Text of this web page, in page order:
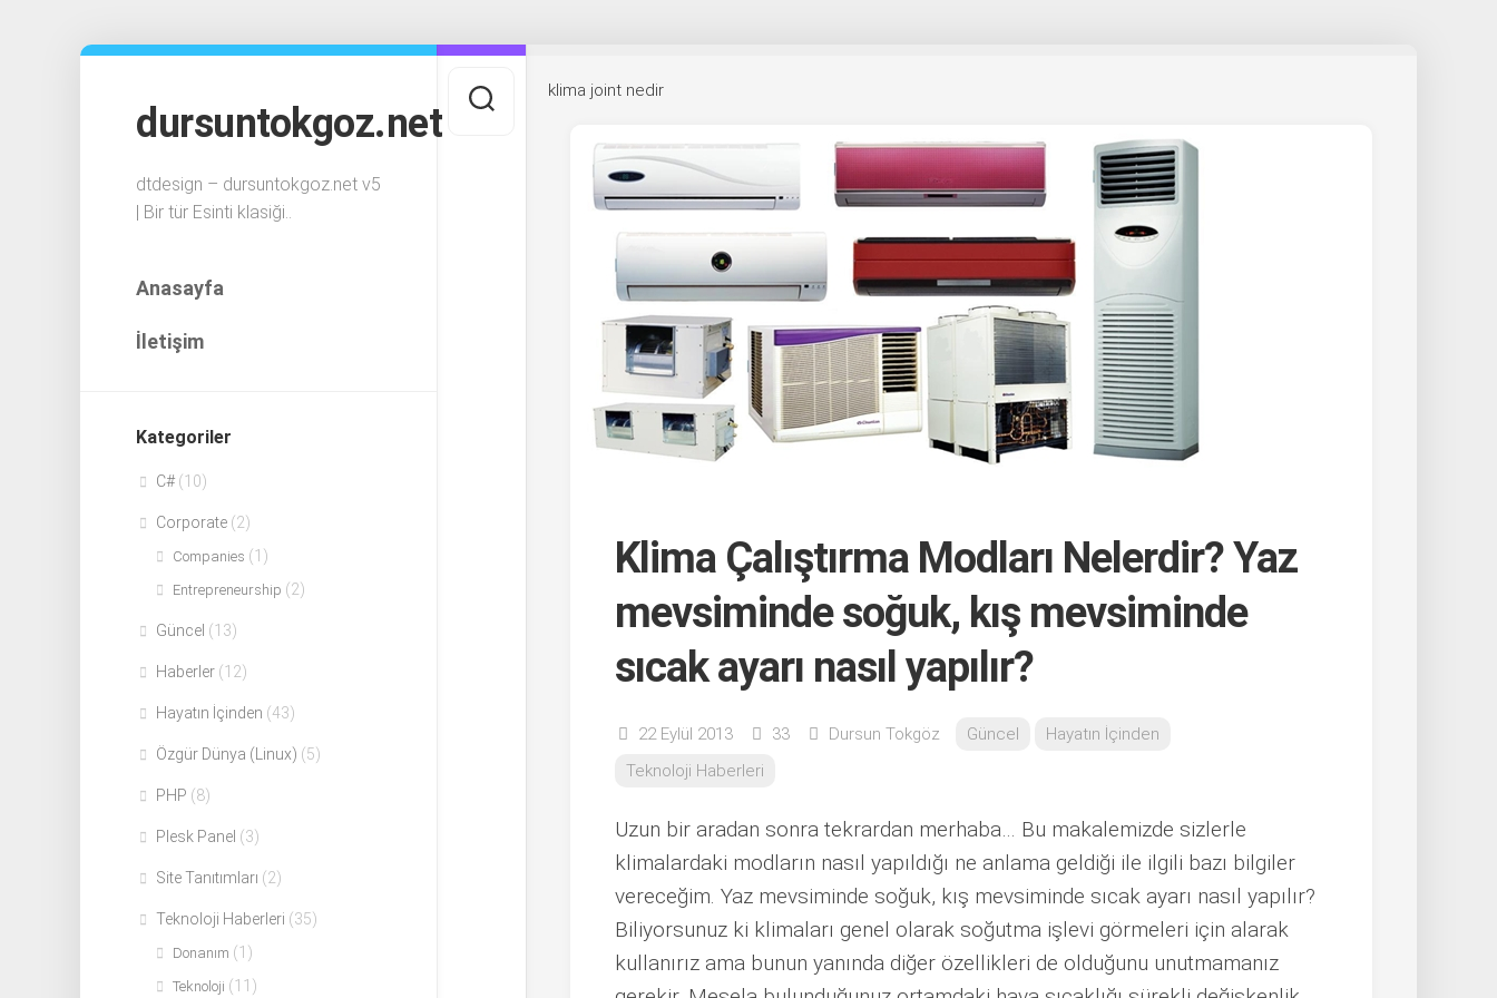
dursuntokgoz.net
dtdesign – dursuntokgoz.net v5
| Bir tür Esinti klasiği..
Anasayfa
İletişim
Kategoriler
C# (10)
Corporate (2)
Companies (1)
Entrepreneurship (2)
Güncel (13)
Haberler (12)
Hayatın İçinden (43)
Özgür Dünya (Linux) (5)
PHP (8)
Plesk Panel (3)
Site Tanıtımları (2)
Teknoloji Haberleri (35)
Donanım (1)
Teknoloji (11)
klima joint nedir
Klima Çalıştırma Modları Nelerdir? Yaz
mevsiminde soğuk, kış mevsiminde
sıcak ayarı nasıl yapılır?
22 Eylül 2013 33 Dursun Tokgöz Güncel
Hayatın İçinden
Teknoloji Haberleri
Uzun bir aradan sonra tekrardan merhaba… Bu makalemizde sizlerle
klimalardaki modların nasıl yapıldığı ne anlama geldiği ile ilgili bazı bilgiler
vereceğim. Yaz mevsiminde soğuk, kış mevsiminde sıcak ayarı nasıl yapılır?
Biliyorsunuz ki klimaları genel olarak soğutma işlevi görmeleri için alarak
kullanırız ama bunun yanında diğer özellikleri de olduğunu unutmamanız